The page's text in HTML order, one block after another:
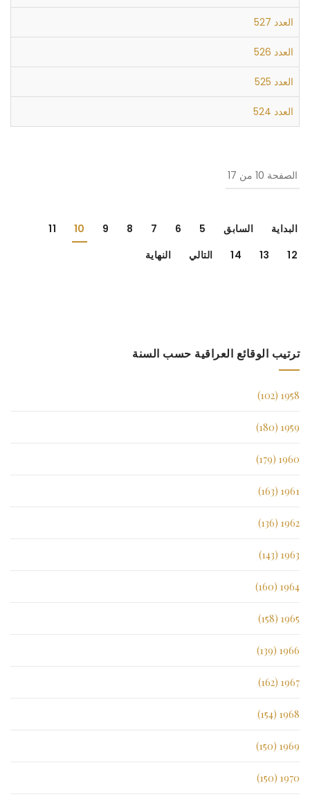
العدد 527
العدد 526
العدد 525
العدد 524
الصفحة 10 من 17
البداية السابق 5
6
7
8
9
10
11
12
13
14 التالي النهاية
ترتيب الوقائع العراقية حسب السنة
1958 (102)
1959 (180)
1960 (179)
1961 (163)
1962 (136)
1963 (143)
1964 (160)
1965 (158)
1966 (139)
1967 (162)
1968 (154)
1969 (150)
1970 (150)